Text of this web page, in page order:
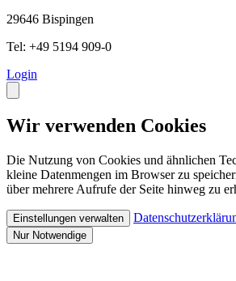
29646 Bispingen
Tel: +49 5194 909-0
Login
Wir verwenden Cookies
Die Nutzung von Cookies und ähnlichen
kleine Datenmengen im Browser zu
über mehrere Aufrufe der Seite hinweg zu
Einstellungen verwalten
Nur Notwendige